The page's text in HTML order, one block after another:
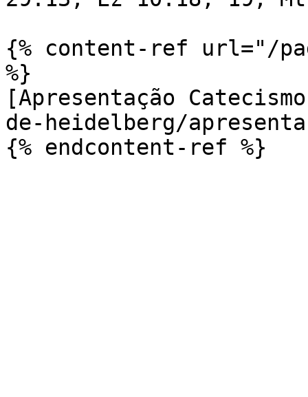
{% content-ref url="/
%}
[Apresentação
de-heidelberg/